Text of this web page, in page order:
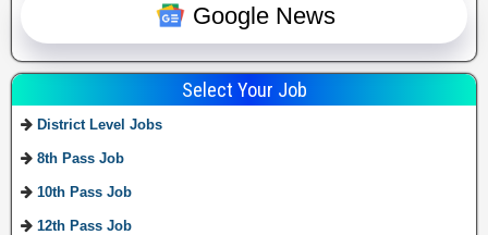
Google News
Select Your Job
District Level Jobs
8th Pass Job
10th Pass Job
12th Pass Job